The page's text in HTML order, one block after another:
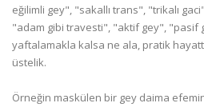
eğilimli gey", "sakallı trans", "trikalı
"adam gibi travesti", "aktif gey", "pasif
yaftalamakla kalsa ne ala, pratik
üstelik.
Örneğin maskülen bir gey daima